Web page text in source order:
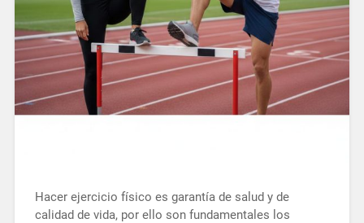
Hacer ejercicio físico es garantía de salud y de
calidad de vida, por ello son fundamentales los